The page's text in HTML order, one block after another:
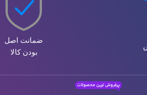
ضمانت اصل
بودن کالا
پرفروش ترین محصولات